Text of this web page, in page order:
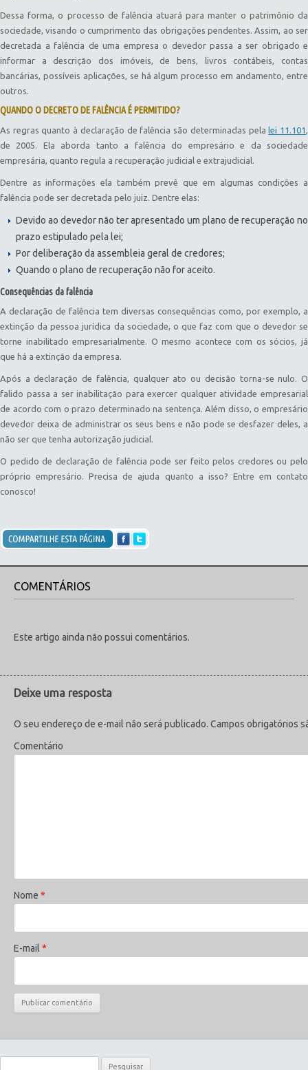
Dessa forma, o processo de falência atuará para manter o patrimônio da
sociedade, visando o cumprimento das obrigações pendentes. Assim, ao ser
decretada a falência de uma empresa o devedor passa a ser obrigado e
informar a descrição dos imóveis, de bens, livros contábeis, contas
bancárias, possíveis aplicações, se há algum processo em andamento, entre
outros.
QUANDO O DECRETO DE FALÊNCIA É PERMITIDO?
As regras quanto à declaração de falência são determinadas pelalei 11.101
de 2005. Ela aborda tanto a falência do empresário e da sociedade
empresária, quanto regula a recuperação judicial e extrajudicial.
Dentre as informações ela também prevê que em algumas condições a
falência pode ser decretada pelo juiz. Dentre elas:
Devido ao devedor não ter apresentado um plano de recuperação no
prazo estipulado pela lei;
Por deliberação da assembleia geral de credores;
Quando o plano de recuperação não for aceito.
Consequências da falência
A declaração de falência tem diversas consequências como, por exemplo, a
extinção da pessoa jurídica da sociedade, o que faz com que o devedor se
torne inabilitado empresarialmente. O mesmo acontece com os sócios, já
que há a extinção da empresa.
Após a declaração de falência, qualquer ato ou decisão torna-se nulo. O
falido passa a ser inabilitação para exercer qualquer atividade empresarial
de acordo com o prazo determinado na sentença. Além disso, o empresário
devedor deixa de administrar os seus bens e não pode se desfazer deles, a
não ser que tenha autorização judicial.
O pedido de declaração de falência pode ser feito pelos credores ou pelo
próprio empresário. Precisa de ajuda quanto a isso? Entre em contato
conosco!
COMENTÁRIOS
Este artigo ainda não possui comentários.
Deixe uma resposta
O seu endereço de e-mail não será publicado. Campos obrigatórios
Comentário
Nome *
E-mail *
Pesquisar por: